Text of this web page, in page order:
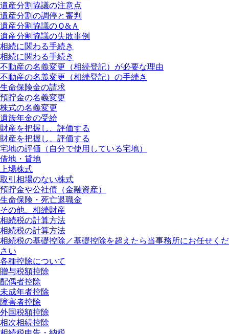
遺産分割協議の注意点
遺産分割の調停と審判
遺産分割協議のＱ&Ａ
遺産分割協議の失敗事例
相続に関わる手続き
相続に関わる手続き
不動産の名義変更（相続登記）が必要な理由
不動産の名義変更（相続登記）の手続き
生命保険金の請求
預貯金の名義変更
株式の名義変更
遺族年金の受給
財産を把握し、評価する
財産を把握し、評価する
宅地の評価（自分で使用している宅地）
借地・貸地
上場株式
取引相場のない株式
預貯金や公社債（金融資産）
生命保険・死亡退職金
その他、相続財産
相続税の計算方法
相続税の計算方法
相続税の基礎控除／基礎控除を超えたら当事務所にお任せくだ
さい
各種控除について
贈与税額控除
配偶者控除
未成年者控除
障害者控除
外国税額控除
相次相続控除